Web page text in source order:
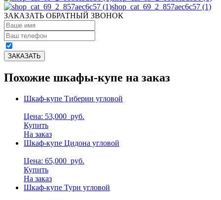
shop_cat_69_2_857aec6c57 (1)
ЗАКАЗАТЬ ОБРАТНЫЙ ЗВОНОК
Похожие шкафы-купе на заказ
Шкаф-купе Тиберин угловой
Цена: 53,000 руб.
Купить
На заказ
Шкаф-купе Цидона угловой
Цена: 65,000 руб.
Купить
На заказ
Шкаф-купе Турн угловой